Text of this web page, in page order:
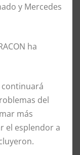
y Mercedes
ha
continuará
del
más
el esplendor a